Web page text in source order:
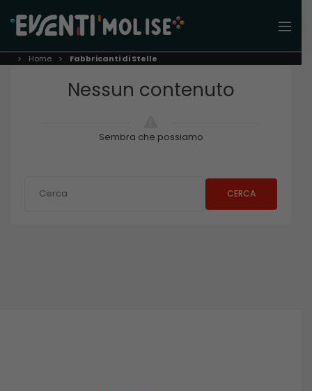
Home Fabbricanti di Stelle
Nessun contenuto
Sembra che possiamo
CERCA